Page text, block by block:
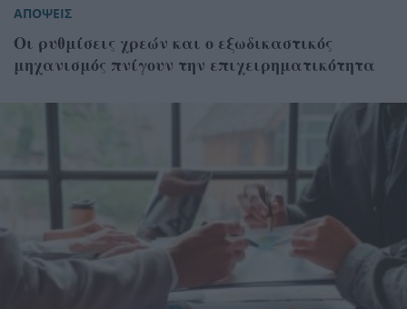
ΑΠΟΨΕΙΣ
Οι ρυθμίσεις χρεών και ο εξωδικαστικός
μηχανισμός πνίγουν την επιχειρηματικότητα